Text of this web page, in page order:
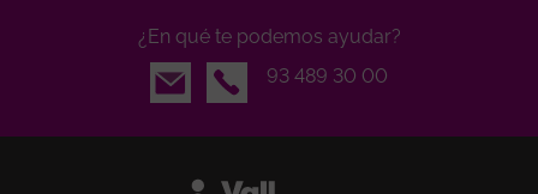
¿En qué te podemos ayudar?
Email
93 489 30 00